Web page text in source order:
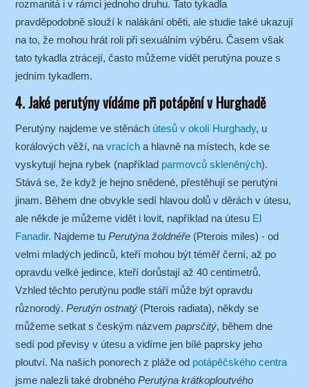
rozmanitá i v rámci jednoho druhu. Tato tykadla
pravděpodobně slouží k nalákání oběti, ale studie také ukazují
na to, že mohou hrát roli při sexuálním výběru. Časem však
tato tykadla ztrácejí, často můžeme vidět perutýna pouze s
jedním tykadlem.
4. Jaké perutýny vídáme při potápění v Hurghadě
Perutýny najdeme ve stěnách útesů v okolí Hurghady, u
korálových věží, na vracích a hlavně na místech, kde se
vyskytují hejna rybek (například parmovců skleněných).
Stává se, že když je hejno snědené, přestěhují se perutýni
jinam. Během dne obvykle sedí hlavou dolů v děrách v útesu,
ale někde je můžeme vidět i lovit, například na útesu El
Fanadir. Najdeme tu Perutýna žoldnéře (Pterois miles) - od
velmi mladých jedinců, kteří mohou být téměř černí, až po
opravdu velké jedince, kteří dorůstají až 40 centimetrů.
Vzhled těchto perutýnu podle stáří může být opravdu
různorodý. Perutýn ostnatý (Pterois radiata), někdy se
můžeme setkat s českým názvem paprsčitý, během dne
sedí pod převisy v útesu a vidíme jen bílé paprsky jeho
ploutví. Na našich ponorech z pláže od potápěčského centra
jsme nalezli také drobného Perutýna krátkoploutvého